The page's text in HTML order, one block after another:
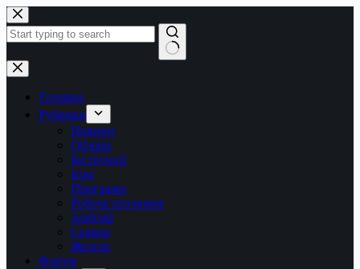
Перейти
до
вмісту
Немає
результатів
Головна
Рубрики
Новини
Обзори
Інструкції
Ігри
Програми
Робоче оточення
Android
Сервер
Железо
Форум